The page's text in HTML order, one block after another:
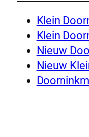
Klein
Klein
Nieuw
Nieuw